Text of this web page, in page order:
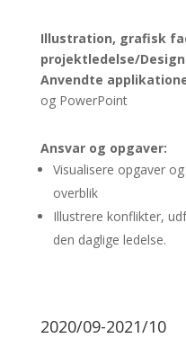
Illustration, grafisk
projektledelse/
Anvendte
og PowerPoint
Ansvar og opgaver:
Visualisere opgaver
overblik
Illustrere konflikter,
den daglige ledelse.
2020/09-2021/10